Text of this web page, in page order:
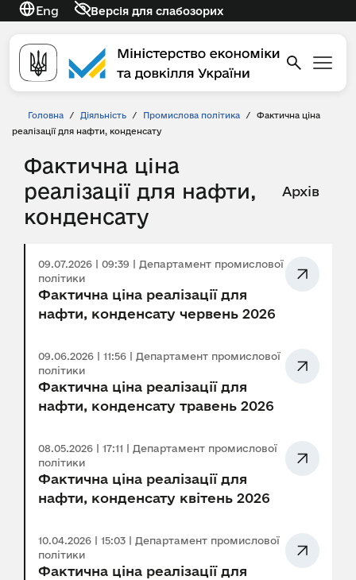
Eng Версія для слабозорих
Головна / Діяльність / Промислова політика /
Фактична ціна
реалізації для нафти, конденсату
Фактична ціна
реалізації для нафти,
конденсату
Архів
09.07.2026 | 09:39 | Департамент промислової
політики
Фактична ціна реалізації для
нафти, конденсату червень 2026
09.06.2026 | 11:56 | Департамент промислової
політики
Фактична ціна реалізації для
нафти, конденсату травень 2026
08.05.2026 | 17:11 | Департамент промислової
політики
Фактична ціна реалізації для
нафти, конденсату квітень 2026
10.04.2026 | 15:03 | Департамент промислової
політики
Фактична ціна реалізації для